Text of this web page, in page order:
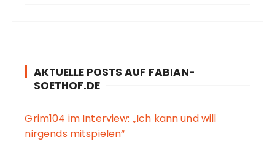
AKTUELLE POSTS AUF FABIAN-
SOETHOF.DE
Grim104 im Interview: „Ich kann und will
nirgends mitspielen“